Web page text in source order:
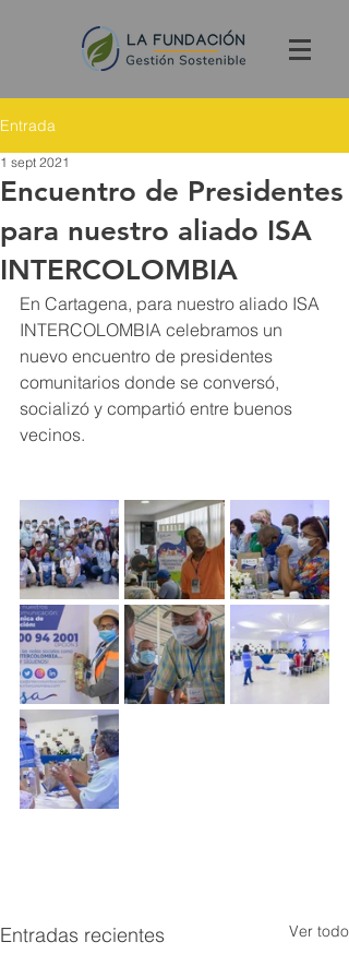
Entrada
Encuentro de Presidentes
para nuestro aliado ISA
INTERCOLOMBIA
1 sept 2021
En Cartagena, para nuestro aliado ISA
INTERCOLOMBIA celebramos un
nuevo encuentro de presidentes
comunitarios donde se conversó,
socializó y compartió entre buenos
vecinos.
Entradas recientes Ver todo